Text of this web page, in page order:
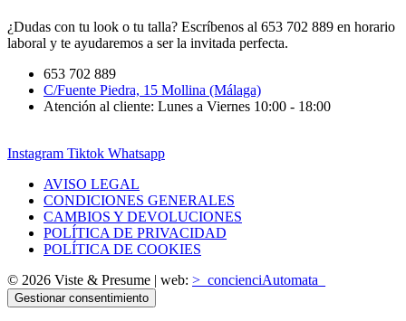
¿Dudas con tu look o tu talla? Escríbenos al 653 702 889 en horario
laboral y te ayudaremos a ser la invitada perfecta.
653 702 889
C/Fuente Piedra, 15 Mollina (Málaga)
Atención al cliente: Lunes a Viernes 10:00 - 18:00
Instagram Tiktok Whatsapp
AVISO LEGAL
CONDICIONES GENERALES
CAMBIOS Y DEVOLUCIONES
POLÍTICA DE PRIVACIDAD
POLÍTICA DE COOKIES
© 2026 Viste & Presume | web: >_concienciAutomata_
Gestionar consentimiento